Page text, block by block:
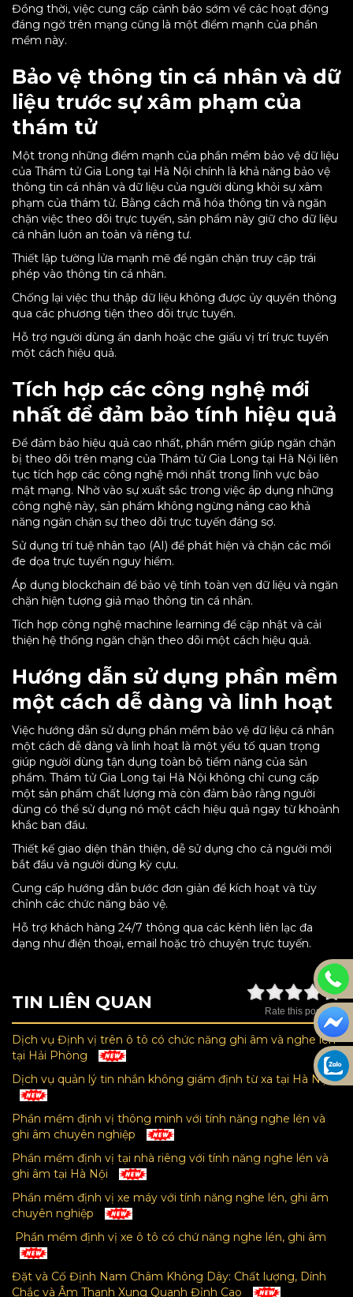
Đồng thời, việc cung cấp cảnh báo sớm về các hoạt động
đáng ngờ trên mạng cũng là một điểm mạnh của phần
mềm này.
Bảo vệ thông tin cá nhân và dữ
liệu trước sự xâm phạm của
thám tử
Một trong những điểm mạnh của phần mềm bảo vệ dữ liệu
của Thám tử Gia Long tại Hà Nội chính là khả năng bảo vệ
thông tin cá nhân và dữ liệu của người dùng khỏi sự xâm
phạm của thám tử. Bằng cách mã hóa thông tin và ngăn
chặn việc theo dõi trực tuyến, sản phẩm này giữ cho dữ liệu
cá nhân luôn an toàn và riêng tư.
Thiết lập tường lửa mạnh mẽ để ngăn chặn truy cập trái
phép vào thông tin cá nhân.
Chống lại việc thu thập dữ liệu không được ủy quyền thông
qua các phương tiện theo dõi trực tuyến.
Hỗ trợ người dùng ẩn danh hoặc che giấu vị trí trực tuyến
một cách hiệu quả.
Tích hợp các công nghệ mới
nhất để đảm bảo tính hiệu quả
Để đảm bảo hiệu quả cao nhất, phần mềm giúp ngăn chặn
bị theo dõi trên mạng của Thám tử Gia Long tại Hà Nội liên
tục tích hợp các công nghệ mới nhất trong lĩnh vực bảo
mật mạng. Nhờ vào sự xuất sắc trong việc áp dụng những
công nghệ này, sản phẩm không ngừng nâng cao khả
năng ngăn chặn sự theo dõi trực tuyến đáng sợ.
Sử dụng trí tuệ nhân tạo (AI) để phát hiện và chặn các mối
đe dọa trực tuyến nguy hiểm.
Áp dụng blockchain để bảo vệ tính toàn vẹn dữ liệu và ngăn
chặn hiện tượng giả mạo thông tin cá nhân.
Tích hợp công nghệ machine learning để cập nhật và cải
thiện hệ thống ngăn chặn theo dõi một cách hiệu quả.
Hướng dẫn sử dụng phần mềm
một cách dễ dàng và linh hoạt
Việc hướng dẫn sử dụng phần mềm bảo vệ dữ liệu cá nhân
một cách dễ dàng và linh hoạt là một yếu tố quan trọng
giúp người dùng tận dụng toàn bộ tiềm năng của sản
phẩm. Thám tử Gia Long tại Hà Nội không chỉ cung cấp
một sản phẩm chất lượng mà còn đảm bảo rằng người
dùng có thể sử dụng nó một cách hiệu quả ngay từ khoảnh
khắc ban đầu.
Thiết kế giao diện thân thiện, dễ sử dụng cho cả người mới
bắt đầu và người dùng kỳ cựu.
Cung cấp hướng dẫn bước đơn giản để kích hoạt và tùy
chỉnh các chức năng bảo vệ.
Hỗ trợ khách hàng 24/7 thông qua các kênh liên lạc đa
dạng như điện thoại, email hoặc trò chuyện trực tuyến.
Rate this post
TIN LIÊN QUAN
Dịch vụ Định vị trên ô tô có chức năng ghi âm và nghe lén
tại Hải Phòng
Dịch vụ quản lý tin nhắn không giám định từ xa tại Hà Nội
Phần mềm định vị thông minh với tính năng nghe lén và
ghi âm chuyên nghiệp
Phần mềm định vị tại nhà riêng với tính năng nghe lén và
ghi âm tại Hà Nội
Phần mềm định vị xe máy với tính năng nghe lén, ghi âm
chuyên nghiệp
Phần mềm định vị xe ô tô có chứ năng nghe lén, ghi âm
Đặt và Cố Định Nam Châm Không Dây: Chất lượng, Dính
Chắc và Âm Thanh Xung Quanh Đỉnh Cao